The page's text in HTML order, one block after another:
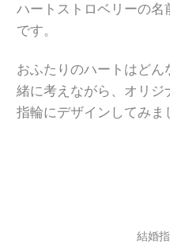
ハートストロベリーの名
です。
おふたりのハートはどん
緒に考えながら、 オリジ
指輪にデザインしてみま
結婚